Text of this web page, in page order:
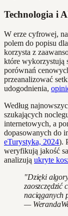
Technologia i
W erze cyfrowej,
polem do popisu
korzysta z
które wykorzystują
porównań
przeanalizować
udogodnienia,
Według
szukających
internetowych, a
dopasowanych do
eTurystyka, 2024).
weryfikują jakość
analizują ukryte
"Dzięki
zaoszczędzić
naciąganych
—